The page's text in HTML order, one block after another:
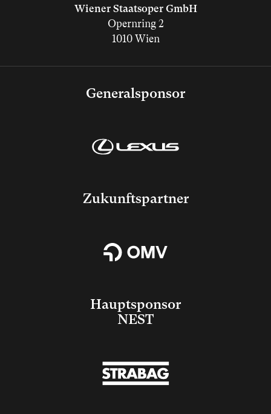
Generalsponsor
Zukunftspartner
Hauptsponsor
NEST
Wiener Staatsoper GmbH
Opernring 2
1010 Wien